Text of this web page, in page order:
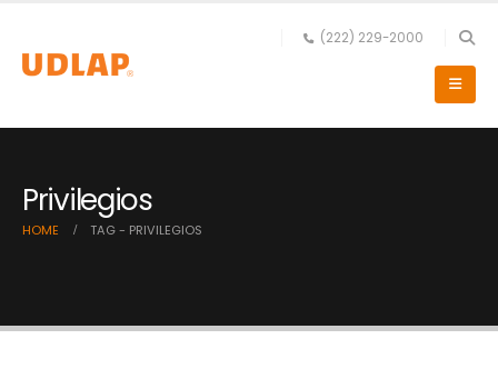
(222) 229-2000
Privilegios
HOME TAG - PRIVILEGIOS